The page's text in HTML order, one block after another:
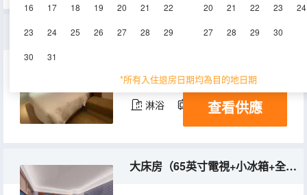
16 17 18 19 20 21 22
23 24 25 26 27 28 29
30 31
20 21 22 23 24
27 28 29 30
*所有入住退房日期均為目的地日期
27㎡ 7-9層 空調
淋浴 電視機 冰箱
查看供應
大床房（65英寸電視+小冰箱+全屋智能）